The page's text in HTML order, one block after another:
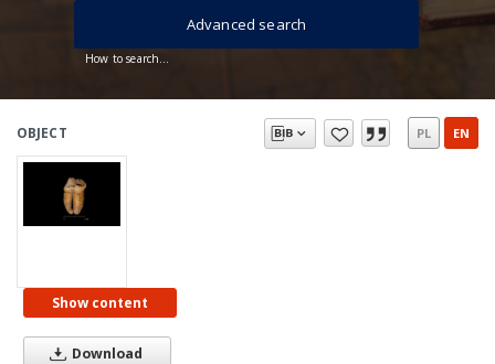
How to search...
Advanced search
OBJECT PL EN
Show content
Download